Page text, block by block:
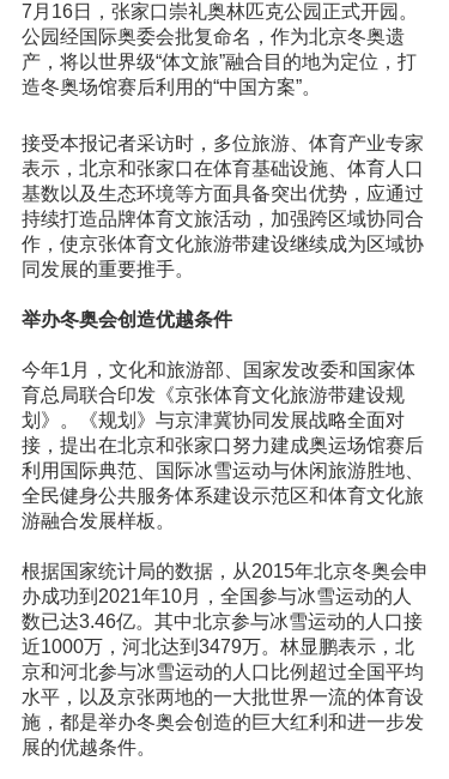
7月16日，张家口崇礼奥林匹克公园正式开园。
公园经国际奥委会批复命名，作为北京冬奥遗
产，将以世界级“体文旅”融合目的地为定位，打
造冬奥场馆赛后利用的“中国方案”。
接受本报记者采访时，多位旅游、体育产业专家
表示，北京和张家口在体育基础设施、体育人口
基数以及生态环境等方面具备突出优势，应通过
持续打造品牌体育文旅活动，加强跨区域协同合
作，使京张体育文化旅游带建设继续成为区域协
同发展的重要推手。
举办冬奥会创造优越条件
今年1月，文化和旅游部、国家发改委和国家体
育总局联合印发《京张体育文化旅游带建设规
划》。《规划》与京津冀协同发展战略全面对
接，提出在北京和张家口努力建成奥运场馆赛后
利用国际典范、国际冰雪运动与休闲旅游胜地、
全民健身公共服务体系建设示范区和体育文化旅
游融合发展样板。
根据国家统计局的数据，从2015年北京冬奥会申
办成功到2021年10月，全国参与冰雪运动的人
数已达3.46亿。其中北京参与冰雪运动的人口接
近1000万，河北达到3479万。林显鹏表示，北
京和河北参与冰雪运动的人口比例超过全国平均
水平，以及京张两地的一大批世界一流的体育设
施，都是举办冬奥会创造的巨大红利和进一步发
展的优越条件。